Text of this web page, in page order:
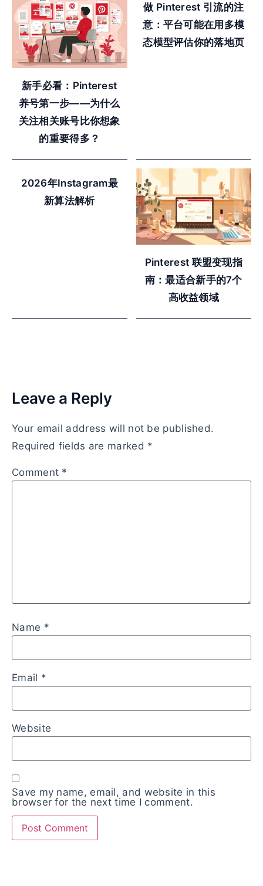
新手必看：Pinterest
养号第一步——为什么
关注相关账号比你想象
的重要得多？
做 Pinterest 引流的注
意：平台可能在用多模
态模型评估你的落地页
2026年Instagram最
新算法解析
Pinterest 联盟变现指
南：最适合新手的7个
高收益领域
Leave a Reply
Your email address will not be published.
Required fields are marked *
Comment *
Name *
Email *
Website
Save my name, email, and website in this
browser for the next time I comment.